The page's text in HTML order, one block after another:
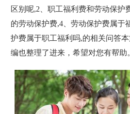
区别呢,2、职工福利费和劳动保护
的劳动保护费,4、劳动保护费属于
护费属于职工福利吗,的相关问答
编也整理了进来，希望对您有帮助